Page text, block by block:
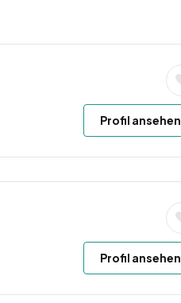
Profil ansehen
Profil ansehen